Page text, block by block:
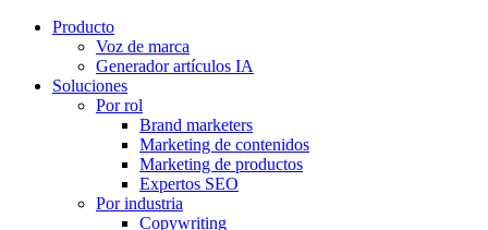
Producto
Voz de marca
Generador artículos IA
Soluciones
Por rol
Brand marketers
Marketing de contenidos
Marketing de productos
Expertos SEO
Por industria
Copywriting